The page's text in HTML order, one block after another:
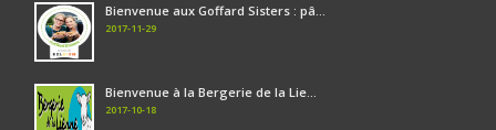
Bienvenue aux Goffard Sisters : pâ...
2017-11-29
Bienvenue à la Bergerie de la Lie...
2017-10-18